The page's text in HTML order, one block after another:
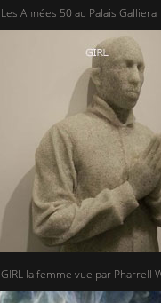
Les Années 50 au Palais Galliera
GIRL la femme vue par Pharrell